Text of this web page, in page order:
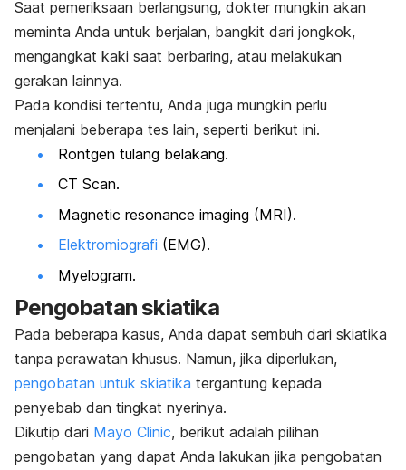
Saat pemeriksaan berlangsung, dokter mungkin akan
meminta Anda untuk berjalan, bangkit dari jongkok,
mengangkat kaki saat berbaring, atau melakukan
gerakan lainnya.
Pada kondisi tertentu, Anda juga mungkin perlu
menjalani beberapa tes lain, seperti berikut ini.
Rontgen tulang belakang.
CT Scan.
Magnetic resonance imaging (MRI).
Elektromiografi (EMG).
Myelogram.
Pengobatan skiatika
Pada beberapa kasus, Anda dapat sembuh dari skiatika
tanpa perawatan khusus. Namun, jika diperlukan,
pengobatan untuk skiatika tergantung kepada
penyebab dan tingkat nyerinya.
Dikutip dari Mayo Clinic, berikut adalah pilihan
pengobatan yang dapat Anda lakukan jika pengobatan